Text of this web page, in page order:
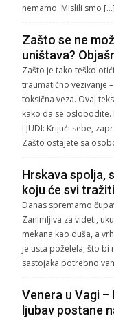
nemamo. Mislili smo […]
Zašto se ne
uništava?
Zašto je tako teško
traumatično vezivanje
toksična veza. Ovaj
kako da se oslobodite.
LJUDI: Krijući sebe,
Zašto ostajete sa
Hrskava spolja,
koju će svi
Danas spremamo
Zanimljiva za videti,
mekana kao duša, a
je usta poželela, što bi
sastojaka potrebno
Venera u Vagi
ljubav postane